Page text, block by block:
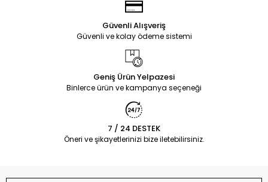
Güvenli Alışveriş
Güvenli ve kolay ödeme sistemi
Geniş Ürün Yelpazesi
Binlerce ürün ve kampanya seçeneği
7 / 24 DESTEK
Öneri ve şikayetlerinizi bize iletebilirsiniz.